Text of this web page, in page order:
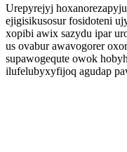
Urepyrejyj
ejigisikusosur fosidoteni
xopibi awix sazydu ipar
us ovabur awavogorer
supawogequte owok
ilufelubyxyfijoq agudap